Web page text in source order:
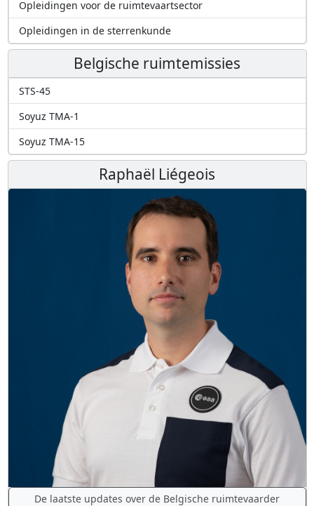
Opleidingen voor de ruimtevaartsector
Opleidingen in de sterrenkunde
Belgische ruimtemissies
STS-45
Soyuz TMA-1
Soyuz TMA-15
Raphaël Liégeois
De laatste updates over de Belgische ruimtevaarder